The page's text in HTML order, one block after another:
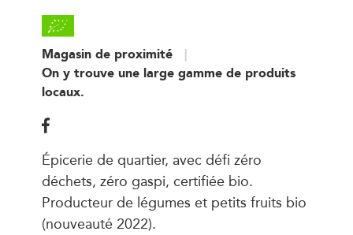
Magasin de proximité
On y trouve une large gamme de produits
locaux.
Épicerie de quartier, avec défi zéro
déchets, zéro gaspi, certifiée bio.
Producteur de légumes et petits fruits bio
(nouveauté 2022).